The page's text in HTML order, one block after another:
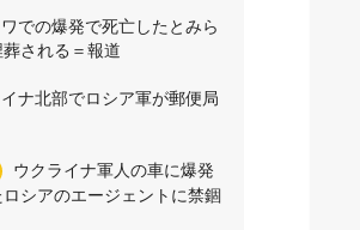
での爆発で死亡したとみら
される＝報道
ナ北部でロシア軍が郵便局
ウクライナ軍人の車に爆発
シアのエージェントに禁錮